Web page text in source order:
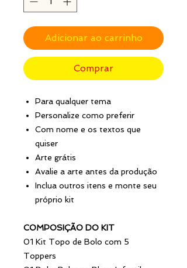
Adicionar ao carrinho
Comprar
Para qualquer tema
Personalize como preferir
Com nome e os textos que
quiser
Arte grátis
Avalie a arte antes da produção
Inclua outros itens e monte seu
próprio kit
COMPOSIÇÃO DO KIT
01 Kit Topo de Bolo com 5
Toppers